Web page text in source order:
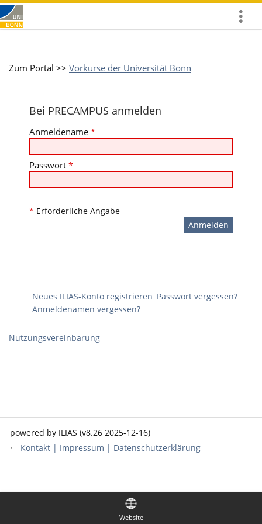
Mehr
Website
Zum Portal >> Vorkurse der Universität Bonn
Bei PRECAMPUS anmelden
Anmeldename *
Passwort *
* Erforderliche Angabe
Neues ILIAS-Konto registrieren Passwort vergessen?
Anmeldenamen vergessen?
Nutzungsvereinbarung
powered by ILIAS (v8.26 2025-12-16)
Kontakt | Impressum | Datenschutzerklärung